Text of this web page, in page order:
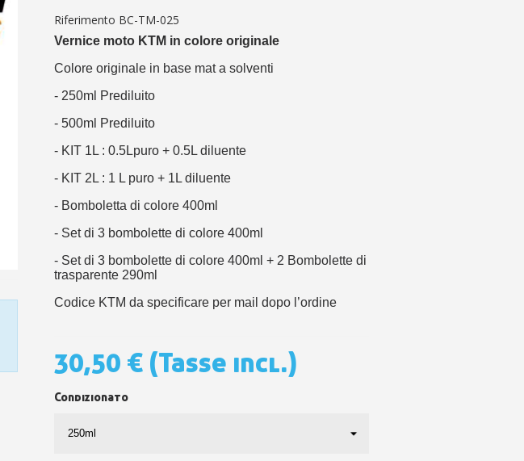
10€ di buono shopping per ogni referral
Iscriviti alla newsletter: 5€ di sconto
Riferimento BC-TM-025
Vernice moto KTM in colore originale
Colore originale in base mat a solventi
- 250ml Prediluito
- 500ml Prediluito
- KIT 1L : 0.5Lpuro + 0.5L diluente
- KIT 2L : 1 L puro + 1L diluente
- Bomboletta di colore 400ml
- Set di 3 bombolette di colore 400ml
- Set di 3 bombolette di colore 400ml + 2 Bombolette di
trasparente 290ml
Codice KTM da specificare per mail dopo l’ordine
30,50 € (Tasse incl.)
Condizionato